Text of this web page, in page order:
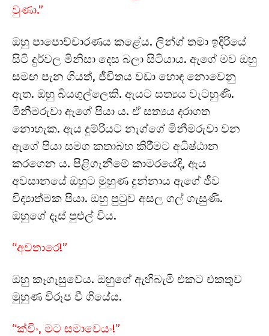
වුණා.”
ඔහු පාපොච්චාරණය කළේය. ලින්ග් තමා ඉදිරියේ
සිටි දුර්වල මිනිසා දෙස බලා සිටියාය. ඇගේ මව ඔහු
සමඟ පැන ගියත්, ජීවිතය වඩා හොඳ නොවෙනු
ඇත. ඔහු බියගුල්ලෙකි. ඇයට සත්‍යය වැටහුණි.
මිනීමරුවා ඇගේ පියා ය. ඒ සත්‍යය දරාගත
නොහැක. ඇය දුම්රියට නැග්ගේ මිනීමරුවා වන
ඇගේ පියා සමග කතාබහ කිරීමට අධිෂ්ඨාන
කරගෙන ය. පිළිගැනීමේ කාමරයේදි, ඇය
අවසානයේ ඔහුට මුහුණ දුන්නාය ඇගේ ජීව
විද්‍යාත්මක පියා. ඔහු පුටුව අසල ගල් ගැසුණි.
ඔහුගේ දෑස් පුළුල් විය.
“අවතාරෙ!”
ඔහු කෑගැසුවේය. ඔහුගේ ඇහිබැමි එකට එකතුව
මුහුණ විරූප වී ගියේය.
“ක්විං, මට සමාවෙයං!”